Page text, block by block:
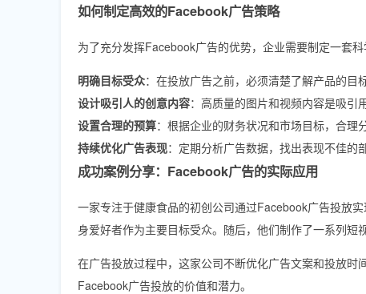
如何制定高效的Facebook广告策略
为了充分发挥Facebook广告的优势，企业需要制定一套
明确目标受众：在投放广告之前，必须清楚了解产品的目
设计吸引人的创意内容：高质量的图片和视频内容是吸引
设置合理的预算：根据企业的财务状况和市场目标，合理
持续优化广告表现：定期分析广告数据，找出表现不佳的
成功案例分享：Facebook广告的实际应用
一家专注于健康食品的初创公司通过Facebook广告投放
身爱好者作为主要目标受众。随后，他们制作了一系列短
在广告投放过程中，这家公司不断优化广告文案和投放
Facebook广告投放的价值和潜力。